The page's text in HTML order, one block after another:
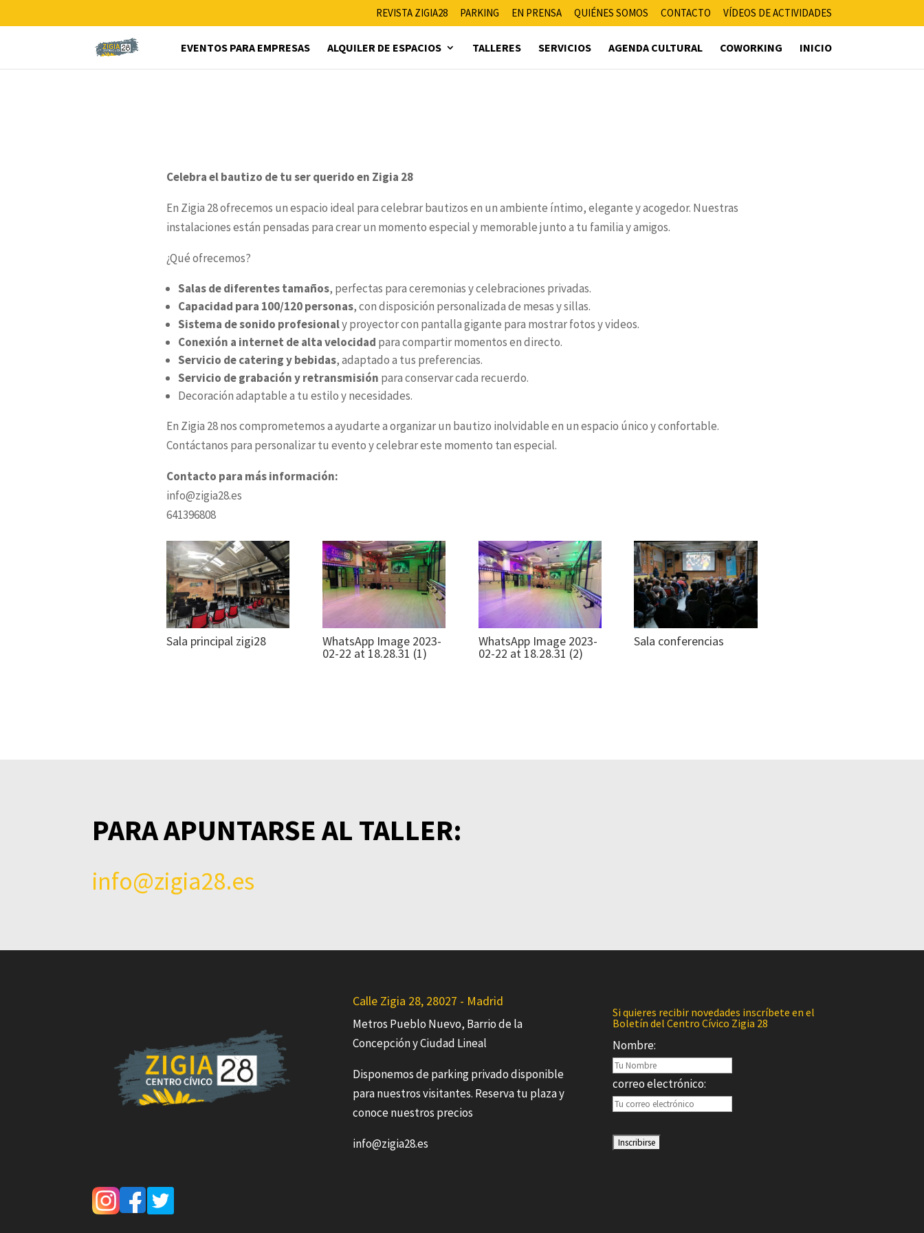
REVISTA ZIGIA28 PARKING EN PRENSA QUIÉNES SOMOS CONTACTO VÍDEOS DE ACTIVIDADES
EVENTOS PARA EMPRESAS ALQUILER DE ESPACIOS TALLERES SERVICIOS AGENDA CULTURAL COWORKING INICIO
Celebra el bautizo de tu ser querido en Zigia 28
En Zigia 28 ofrecemos un espacio ideal para celebrar bautizos en un ambiente íntimo, elegante y acogedor. Nuestras
instalaciones están pensadas para crear un momento especial y memorable junto a tu familia y amigos.
¿Qué ofrecemos?
Salas de diferentes tamaños, perfectas para ceremonias y celebraciones privadas.
Capacidad para 100/120 personas, con disposición personalizada de mesas y sillas.
Sistema de sonido profesionaly proyector con pantalla gigante para mostrar fotos y videos.
Conexión a internet de alta velocidad para compartir momentos en directo.
Servicio de catering y bebidas, adaptado a tus preferencias.
Servicio de grabación y retransmisión para conservar cada recuerdo.
Decoración adaptable a tu estilo y necesidades.
En Zigia 28 nos comprometemos a ayudarte a organizar un bautizo inolvidable en un espacio único y confortable.
Contáctanos para personalizar tu evento y celebrar este momento tan especial.
Contacto para más información:
info@zigia28.es
641396808
Sala principal zigi28 WhatsApp Image 2023-
02-22 at 18.28.31 (1)
WhatsApp Image 2023-
02-22 at 18.28.31 (2)
Sala conferencias
PARA APUNTARSE AL TALLER:
info@zigia28.es
Calle Zigia 28, 28027 - Madrid
Metros Pueblo Nuevo, Barrio de la
Concepción y Ciudad Lineal
Disponemos de parking privado disponible
para nuestros visitantes. Reserva tu plaza y
conoce nuestros precios
info@zigia28.es
Si quieres recibir novedades inscríbete en el
Boletín del Centro Cívico Zigia 28
Nombre:
correo electrónico: